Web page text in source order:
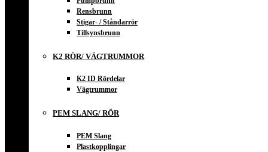
Rensbrunn
Stigar- / Ståndarrör
Tillsynsbrunn
K2 RÖR/ VÄGTRUMMOR
K2 ID Rördelar
Vägtrummor
PEM SLANG/ RÖR
PEM Slang
Plastkopplingar